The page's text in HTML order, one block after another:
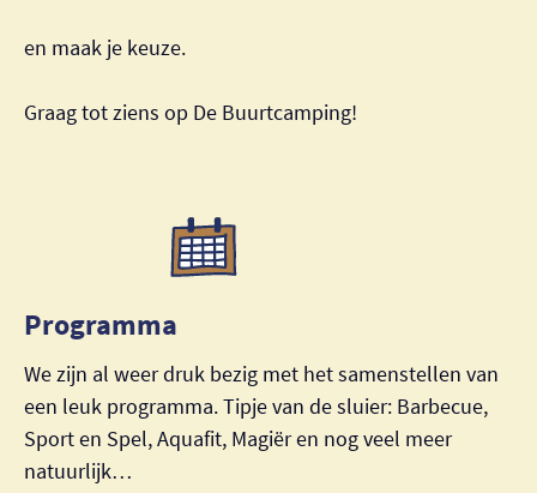
en maak je keuze.
Graag tot ziens op De Buurtcamping!
Programma
We zijn al weer druk bezig met het samenstellen van
een leuk programma. Tipje van de sluier: Barbecue,
Sport en Spel, Aquafit, Magiër en nog veel meer
natuurlijk…